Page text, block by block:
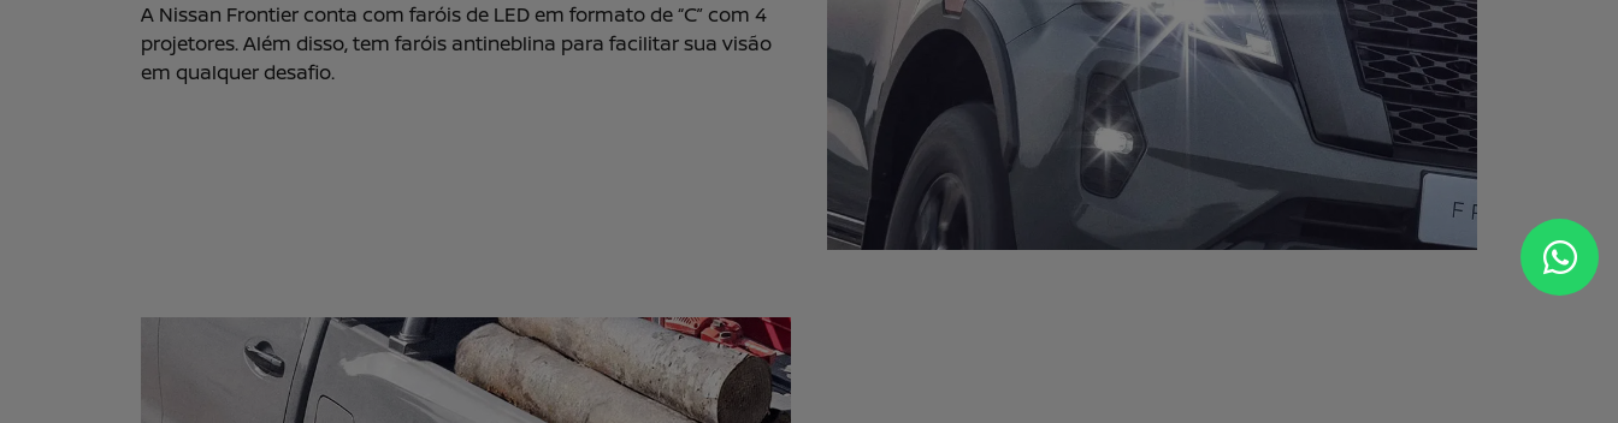
A Nissan Frontier conta com faróis de LED em formato de “C” com 4
projetores. Além disso, tem faróis antineblina para facilitar sua visão
em qualquer desafio.